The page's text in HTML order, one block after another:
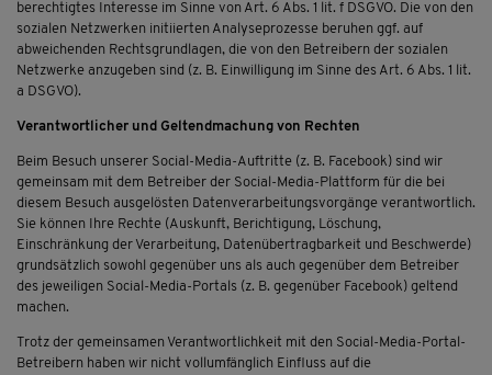
berechtigtes Interesse im Sinne von Art. 6 Abs. 1 lit. f DSGVO. Die von den
sozialen Netzwerken initiierten Analyseprozesse beruhen ggf. auf
abweichenden Rechtsgrundlagen, die von den Betreibern der sozialen
Netzwerke anzugeben sind (z. B. Einwilligung im Sinne des Art. 6 Abs. 1 lit.
a DSGVO).
Verantwortlicher und Geltendmachung von Rechten
Beim Besuch unserer Social-Media-Auftritte (z. B. Facebook) sind wir
gemeinsam mit dem Betreiber der Social-Media-Plattform für die bei
diesem Besuch ausgelösten Datenverarbeitungsvorgänge verantwortlich.
Sie können Ihre Rechte (Auskunft, Berichtigung, Löschung,
Einschränkung der Verarbeitung, Datenübertragbarkeit und Beschwerde)
grundsätzlich sowohl gegenüber uns als auch gegenüber dem Betreiber
des jeweiligen Social-Media-Portals (z. B. gegenüber Facebook) geltend
machen.
Trotz der gemeinsamen Verantwortlichkeit mit den Social-Media-Portal-
Betreibern haben wir nicht vollumfänglich Einfluss auf die